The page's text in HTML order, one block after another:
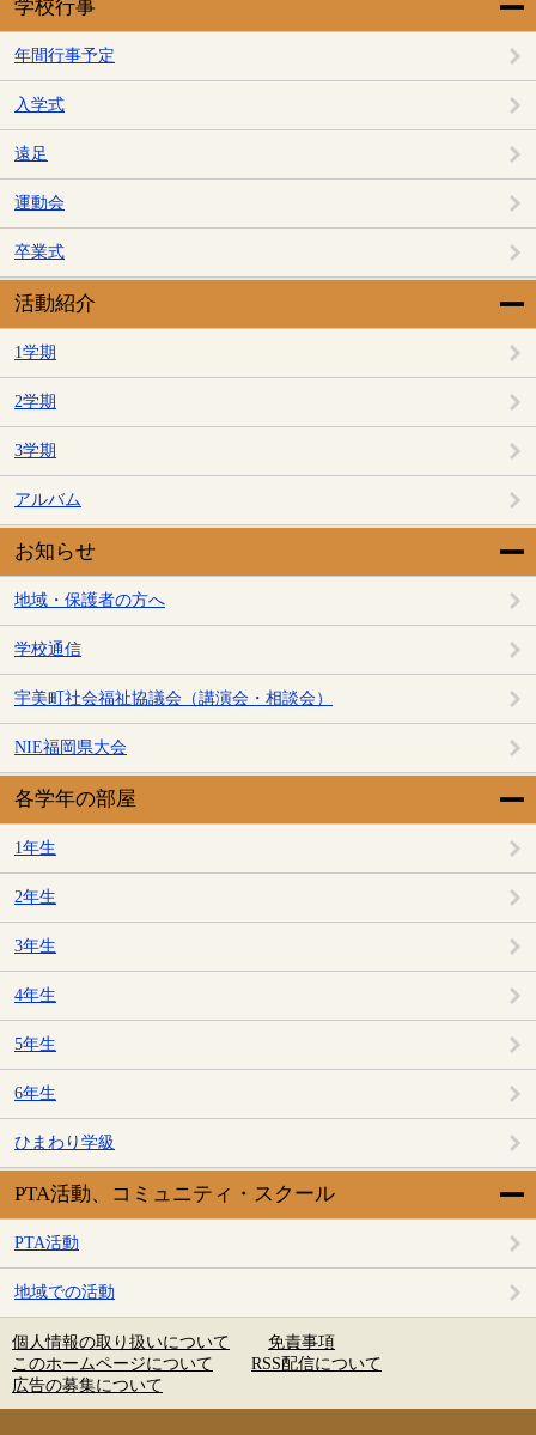
学校行事
年間行事予定
入学式
遠足
運動会
卒業式
活動紹介
1学期
2学期
3学期
アルバム
お知らせ
地域・保護者の方へ
学校通信
宇美町社会福祉協議会（講演会・相談会）
NIE福岡県大会
各学年の部屋
1年生
2年生
3年生
4年生
5年生
6年生
ひまわり学級
PTA活動、コミュニティ・スクール
PTA活動
地域での活動
個人情報の取り扱いについて
免責事項
このホームページについて
RSS配信について
広告の募集について